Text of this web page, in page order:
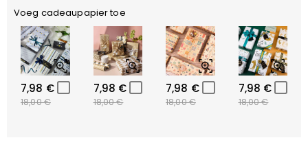
Voeg cadeaupapier toe
7,98 €
18,00 €
7,98 €
18,00 €
7,98 €
18,00 €
7,98 €
18,00 €